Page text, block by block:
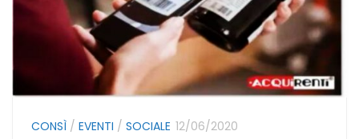
CONSÌ / EVENTI / SOCIALE 12/06/2020